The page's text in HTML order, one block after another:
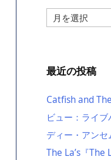
ー
ブ
最近の投稿
Catfish and
ビュー：ライ
ディー・アンセ
The La’s『The